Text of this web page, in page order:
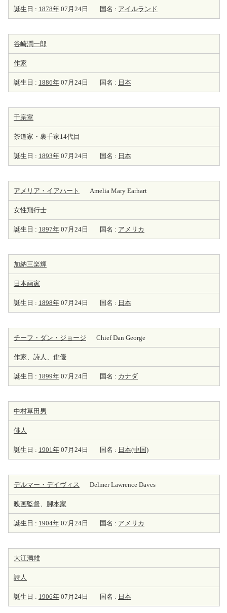
誕生日 : 1878年 07月24日 国名 : アイルランド
谷崎潤一郎
作家
誕生日 : 1886年 07月24日 国名 : 日本
千宗室
茶道家・裏千家14代目
誕生日 : 1893年 07月24日 国名 : 日本
アメリア・イアハート Amelia Mary Earhart
女性飛行士
誕生日 : 1897年 07月24日 国名 : アメリカ
加納三楽輝
日本画家
誕生日 : 1898年 07月24日 国名 : 日本
チーフ・ダン・ジョージ Chief Dan George
作家、 詩人 、 俳優
誕生日 : 1899年 07月24日 国名 : カナダ
中村草田男
俳人
誕生日 : 1901年 07月24日 国名 : 日本(中国)
デルマー・デイヴィス Delmer Lawrence Daves
映画監督、 脚本家
誕生日 : 1904年 07月24日 国名 : アメリカ
大江満雄
詩人
誕生日 : 1906年 07月24日 国名 : 日本